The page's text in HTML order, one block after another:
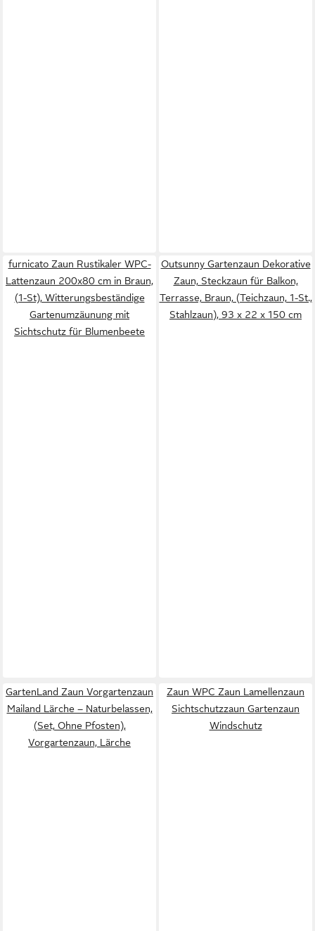
furnicato Zaun Rustikaler WPC-
Lattenzaun 200x80 cm in Braun,
(1-St), Witterungsbeständige
Gartenumzäunung mit
Sichtschutz für Blumenbeete
Outsunny Gartenzaun Dekorative
Zaun, Steckzaun für Balkon,
Terrasse, Braun, (Teichzaun, 1-St.,
Stahlzaun), 93 x 22 x 150 cm
GartenLand Zaun Vorgartenzaun
Mailand Lärche – Naturbelassen,
(Set, Ohne Pfosten),
Vorgartenzaun, Lärche
Zaun WPC Zaun Lamellenzaun
Sichtschutzzaun Gartenzaun
Windschutz